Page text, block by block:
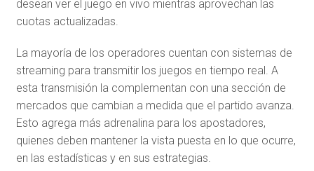
desean ver el juego en vivo mientras aprovechan las
cuotas actualizadas.
La mayoría de los operadores cuentan con sistemas de
streaming para transmitir los juegos en tiempo real. A
esta transmisión la complementan con una sección de
mercados que cambian a medida que el partido avanza.
Esto agrega más adrenalina para los apostadores,
quienes deben mantener la vista puesta en lo que ocurre,
en las estadísticas y en sus estrategias.